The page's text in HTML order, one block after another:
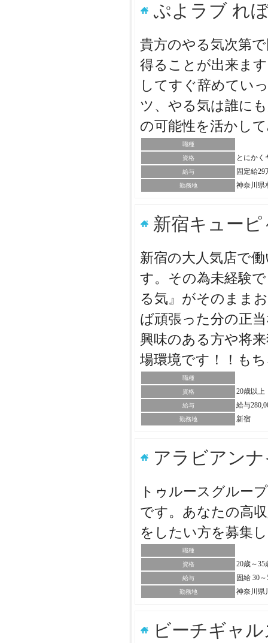
ぷよラブ れ
貴方のやる気次第
得ることが出来ま
してすぐ辞めてい
ツ、やる気は誰に
の可能性を活かし
職種
資格 とにかく
給与 固定給
勤務地 神奈川県
新宿キューピ
新宿の大人気店で
す。その為未経験
る気』がそのまま
ば頑張った分の正
興味のある方や将
場環境です！！も
職種
資格 20歳以上
給与 給与
勤務地 新宿
アラビアン
トゥルースグルー
です。あなたの高
をしたい方を募集
職種
資格 20歳～35
給与 固給 30
勤務地 神奈川県
ビーチギャ